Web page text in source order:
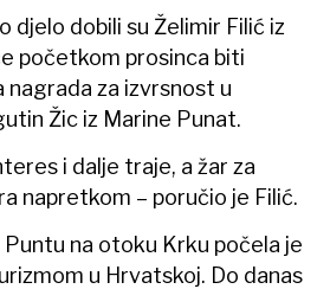
djelo dobili su Želimir Filić iz
početkom prosinca biti
nagrada za izvrsnost u
Žic iz Marine Punat.
i dalje traje, a žar za
napretkom – poručio je Filić.
na otoku Krku počela je
u Hrvatskoj. Do danas